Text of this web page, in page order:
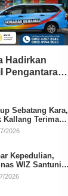
Hadirkan
Pengantaran
Penerima
Sebatang Kara,
Kallang Terima
dari Laznas
2026
Kepedulian,
WIZ Santuni
Yatim dan
2026